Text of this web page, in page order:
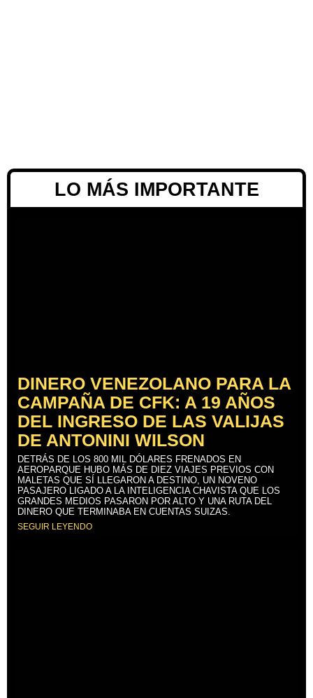
LO MÁS IMPORTANTE
DINERO VENEZOLANO PARA LA
CAMPAÑA DE CFK: A 19 AÑOS
DEL INGRESO DE LAS VALIJAS
DE ANTONINI WILSON
DETRÁS DE LOS 800 MIL DÓLARES FRENADOS EN
AEROPARQUE HUBO MÁS DE DIEZ VIAJES PREVIOS CON
MALETAS QUE SÍ LLEGARON A DESTINO, UN NOVENO
PASAJERO LIGADO A LA INTELIGENCIA CHAVISTA QUE LOS
GRANDES MEDIOS PASARON POR ALTO Y UNA RUTA DEL
DINERO QUE TERMINABA EN CUENTAS SUIZAS.
SEGUIR LEYENDO